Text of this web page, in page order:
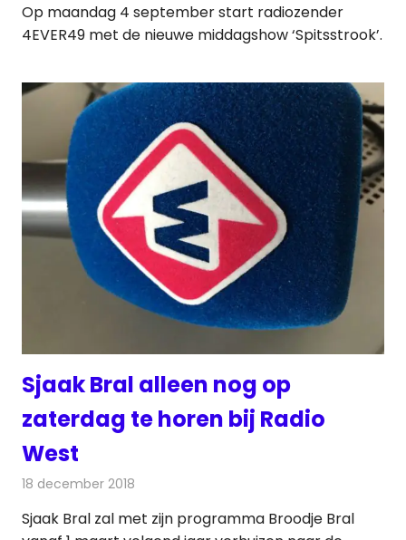
Op maandag 4 september start radiozender
4EVER49 met de nieuwe middagshow ‘Spitsstrook’.
Sjaak Bral alleen nog op
zaterdag te horen bij Radio
West
18 december 2018
Sjaak Bral zal met zijn programma Broodje Bral